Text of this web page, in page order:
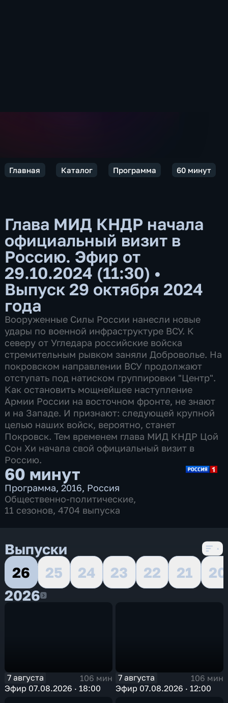
Главная Каталог Программа 60 минут
Глава МИД КНДР начала
официальный визит в
Россию. Эфир от
29.10.2024 (11:30) •
Выпуск 29 октября 2024
года
Вооруженные Силы России нанесли новые
удары по военной инфраструктуре ВСУ. К
северу от Угледара российские войска
стремительным рывком заняли Доброволье. На
покровском направлении ВСУ продолжают
отступать под натиском группировки "Центр".
Как остановить мощнейшее наступление
Армии России на восточном фронте, не знают
и на Западе. И признают: следующей крупной
целью наших войск, вероятно, станет
Покровск. Тем временем глава МИД КНДР Цой
Сон Хи начала свой официальный визит в
Россию.
60 минут
Программа,2016, Россия
Общественно-политические,
11 сезонов, 4704 выпуска
Выпуски
26
25 24 23 22 21
20
20262026
7 августа
106 мин
Эфир 07.08.2026 · 18:00
7 августа
106 мин
Эфир 07.08.2026 · 12:00